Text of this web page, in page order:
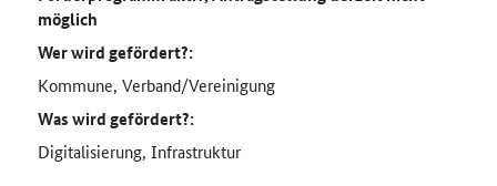
möglich
Wer wird gefördert?:
Kommune, Verband/Vereinigung
Was wird gefördert?:
Digitalisierung, Infrastruktur